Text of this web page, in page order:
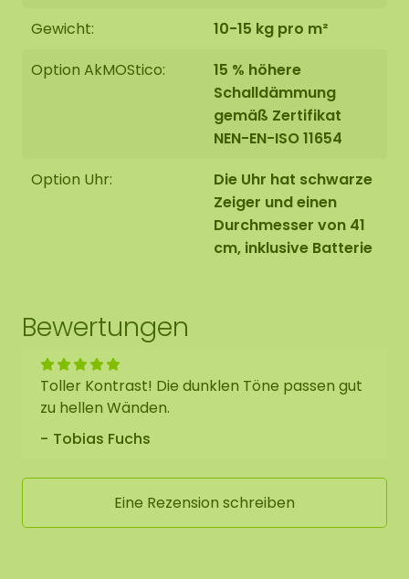
Gewicht:
10-15 kg pro m²
Option AkMOStico:
15 % höhere
Schalldämmung
gemäß Zertifikat
NEN-EN-ISO 11654
Option Uhr:
Die Uhr hat schwarze
Zeiger und einen
Durchmesser von 41
cm, inklusive Batterie
Bewertungen
Toller Kontrast! Die dunklen Töne passen gut
zu hellen Wänden.
Tobias Fuchs
Eine Rezension schreiben